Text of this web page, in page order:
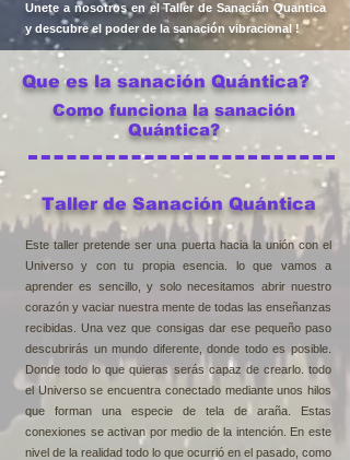
Unete a nosotros en el Taller de Sanacián Quantica
y descubre el poder de la sanación vibracional !
Que es la sanación Quántica?
Como funciona la sanación
Quántica?
Taller de Sanación Quántica
Este taller pretende ser una puerta hacia la unión con el
Universo y con tu propia esencia. lo que vamos a
aprender es sencillo, y solo necesitamos abrir nuestro
corazón y vaciar nuestra mente de todas las enseñanzas
recibidas. Una vez que consigas dar ese pequeño paso
descubrirás un mundo diferente, donde todo es posible.
Donde todo lo que quieras serás capaz de crearlo. todo
el Universo se encuentra conectado mediante unos hilos
que forman una especie de tela de araña. Estas
conexiones se activan por medio de la intención. En este
nivel de la realidad todo lo que ocurrió en el pasado, como